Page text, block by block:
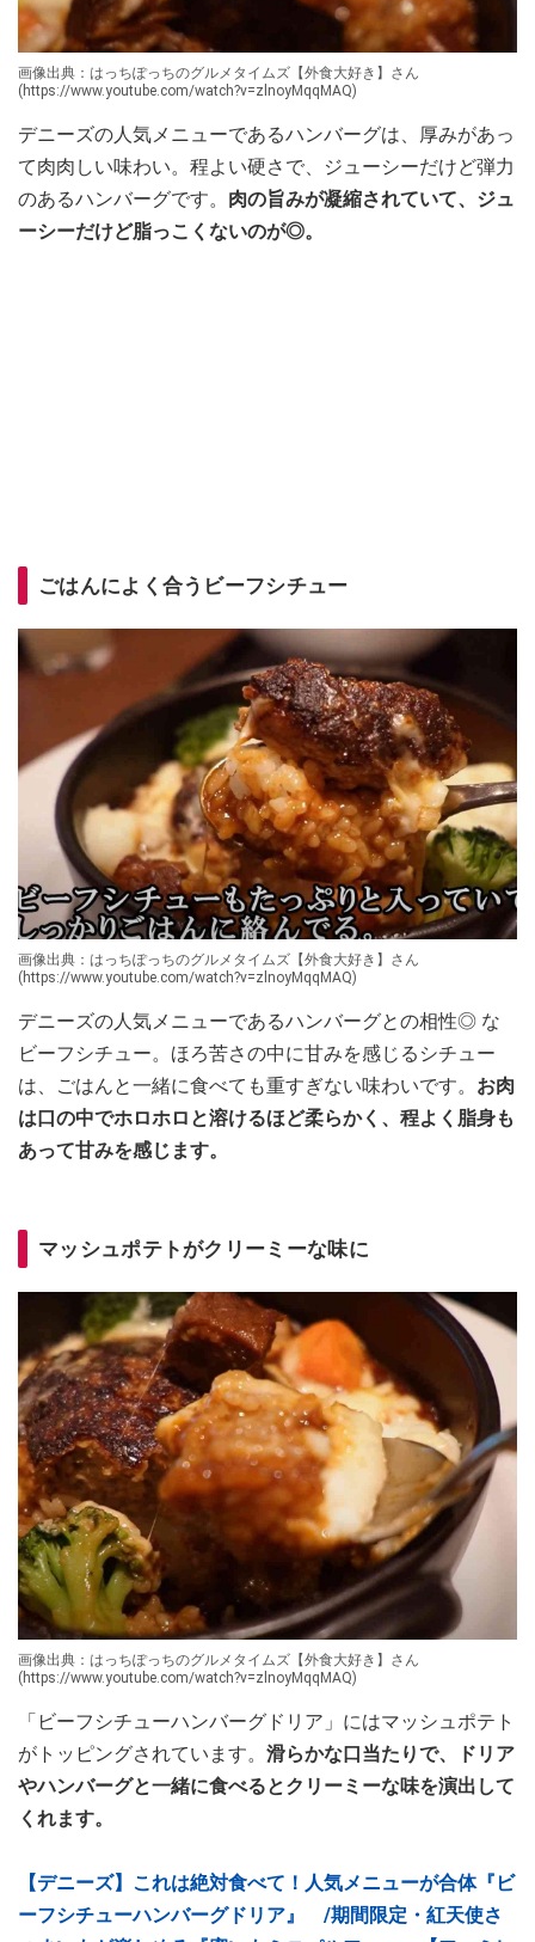
画像出典：はっちぽっちのグルメタイムズ【外食大好き】さん
(https://www.youtube.com/watch?v=zlnoyMqqMAQ)
デニーズの人気メニューであるハンバーグは、厚みがあっ
て肉肉しい味わい。程よい硬さで、ジューシーだけど弾力
のあるハンバーグです。 肉の旨みが凝縮されていて、ジュ
ーシーだけど脂っこくないのが◎。
ごはんによく合うビーフシチュー
画像出典：はっちぽっちのグルメタイムズ【外食大好き】さん
(https://www.youtube.com/watch?v=zlnoyMqqMAQ)
デニーズの人気メニューであるハンバーグとの相性◎ な
ビーフシチュー。ほろ苦さの中に甘みを感じるシチュー
は、ごはんと一緒に食べても重すぎない味わいです。 お肉
は口の中でホロホロと溶けるほど柔らかく、程よく脂身も
あって甘みを感じます。
マッシュポテトがクリーミーな味に
画像出典：はっちぽっちのグルメタイムズ【外食大好き】さん
(https://www.youtube.com/watch?v=zlnoyMqqMAQ)
「ビーフシチューハンバーグドリア」にはマッシュポテト
がトッピングされています。 滑らかな口当たりで、ドリア
やハンバーグと一緒に食べるとクリーミーな味を演出して
くれます。
【デニーズ】これは絶対食べて！人気メニューが合体『ビ
ーフシチューハンバーグドリア』 /期間限定・紅天使さ